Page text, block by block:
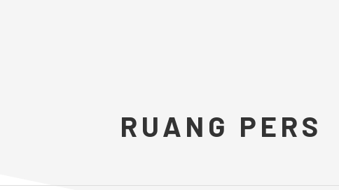
RUANG PERS